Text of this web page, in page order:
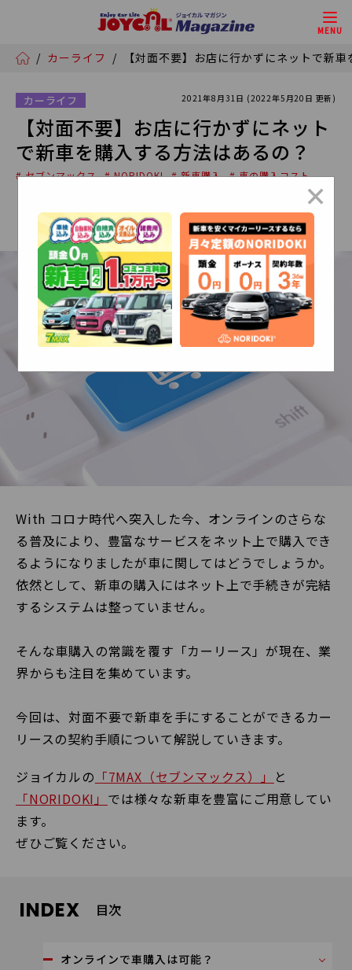
MENU
/ カーライフ / 【対面不要】お店に行かずにネットで新
カーライフ 2021年8月31日 (2022年5月20日 更新)
【対面不要】お店に行かずにネット
で新車を購入する方法はあるの？
# セブンマックス # NORIDOKI # 新車購入 # 車の購入コスト
With コロナ時代へ突入した今、オンラインのさらな
る普及により、豊富なサービスをネット上で購入でき
るようになりましたが車に関してはどうでしょうか。
依然として、新車の購入にはネット上で手続きが完結
するシステムは整っていません。
そんな車購入の常識を覆す「カーリース」が現在、業
界からも注目を集めています。
今回は、対面不要で新車を手にすることができるカー
リースの契約手順について解説していきます。
ジョイカルの 「7MAX（セブンマックス）」
と
「NORIDOKI」 では様々な新車を豊富にご用意してい
ます。
ぜひご覧ください。
INDEX 目次
オンラインで車購入は可能？
×